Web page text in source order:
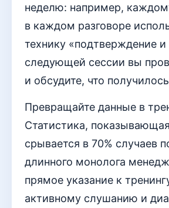
неделю: например,
в каждом разговоре
технику «подтверждение
следующей сессии вы
и обсудите, что
Превращайте данные в
Статистика,
срывается в 70% случаев
длинного монолога
прямое указание к
активному слушанию и